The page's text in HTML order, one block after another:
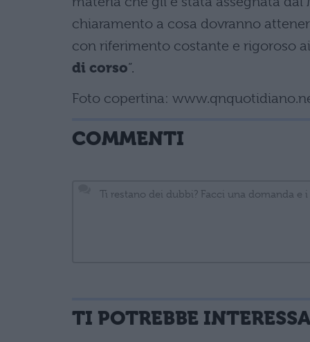
chiaramento a cosa dovranno
con riferimento costante e rigoroso
di corso”.
Foto copertina:
COMMENTI
informativa privacy
. Pubblicando questo commento dai il consenso
TI POTREBBE